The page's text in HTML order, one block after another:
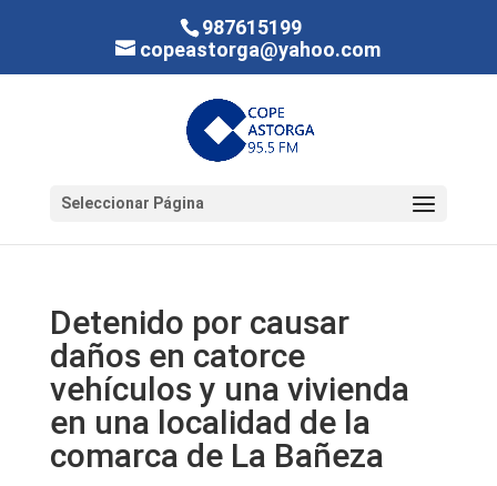
987615199
copeastorga@yahoo.com
Seleccionar Página
Detenido por causar
daños en catorce
vehículos y una vivienda
en una localidad de la
comarca de La Bañeza